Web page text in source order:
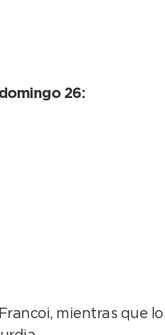
26:
mientras que